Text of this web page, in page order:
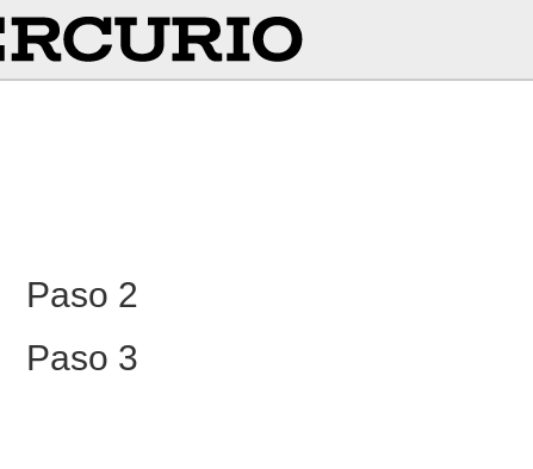
Paso 2
Paso 3